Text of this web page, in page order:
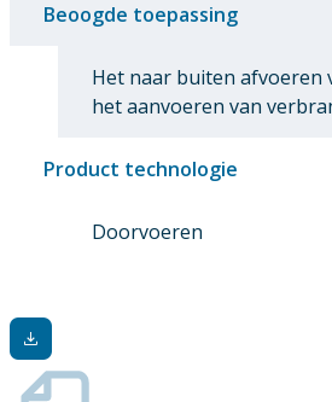
Beoogde toepassing
Het naar buiten afvoeren
het aanvoeren van
Product technologie
Doorvoeren